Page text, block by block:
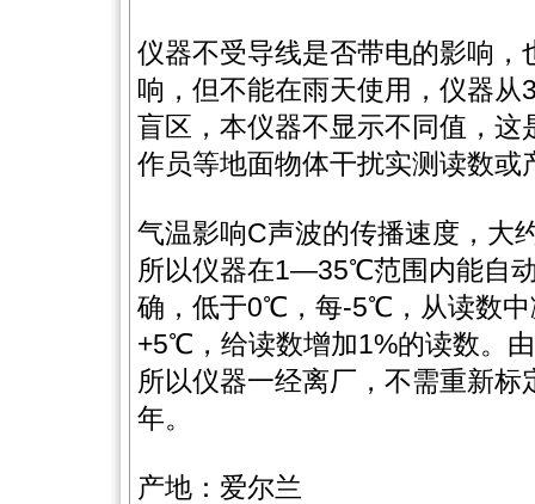
仪器不受导线是否带电的影响
响，但不能在雨天使用，仪器
盲区，本仪器不显示不同值，
作员等地面物体干扰实测读数或
气温影响C声波的传播速度，大
所以仪器在1—35℃范围内能自
确，低于0℃，每-5℃，从读数
+5℃，给读数增加1%的读数。
所以仪器一经离厂，不需重新
年。
产地：爱尔兰